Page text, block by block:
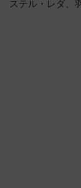
ステル・レダ、